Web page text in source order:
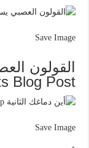
Save Image
القولون
Blog Post
Save Image